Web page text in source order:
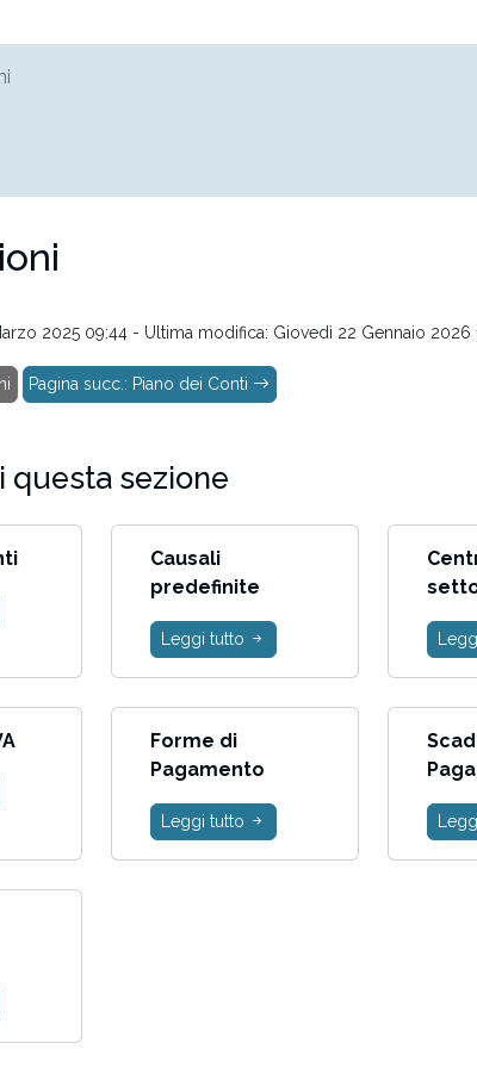
2025 09:44 - Ultima modifica: Giovedì 22 Gennaio 2026
Pagina succ.: Piano dei Conti
questa sezione
Causali
predefinite
Leggi tutto
Forme di
Pagamento
Leggi tutto